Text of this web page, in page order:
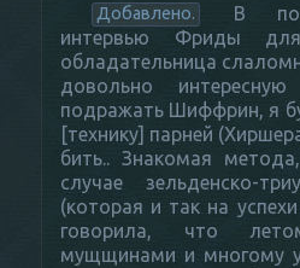
Добавлено.
В
интервью Фриды
обладательница
довольно
подражать Шиффрин, я
[технику] парней
бить.. Знакомая
случае зельденско-
(которая и так на
говорила, что
мущщинами и многому